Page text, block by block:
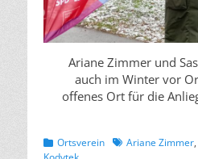
Ariane Zimmer und
auch im Winter vor
offenes Ort für die
Kategorien
Ortsverein Schlagworte
Ariane Zimmer,